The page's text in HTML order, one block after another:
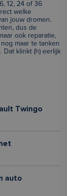
12, 24 of 36
welke
jouw dromen.
dus de
ook reparatie,
maar te tanken
Dat klinkt (h) eerlijk
Twingo
auto